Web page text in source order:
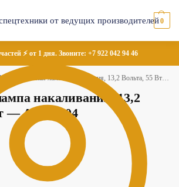
0
⚡ от 1 дня. Звоните: +7 922 042 94 46
Галогенная лампа накаливания, 13,2 Вольта, 55 Вт — AT130104
накаливания, 13,2
— AT130104